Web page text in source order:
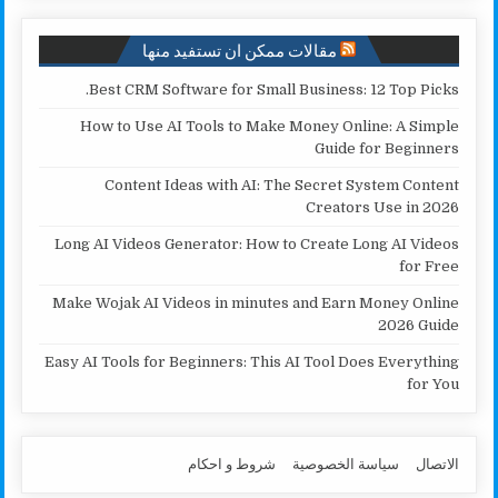
مقالات ممكن ان تستفيد منها
Best CRM Software for Small Business: 12 Top Picks.
How to Use AI Tools to Make Money Online: A Simple
Guide for Beginners
Content Ideas with AI: The Secret System Content
Creators Use in 2026
Long AI Videos Generator: How to Create Long AI Videos
for Free
Make Wojak AI Videos in minutes and Earn Money Online
2026 Guide
Easy AI Tools for Beginners: This AI Tool Does Everything
for You
الاتصال سياسة الخصوصية شروط و احكام